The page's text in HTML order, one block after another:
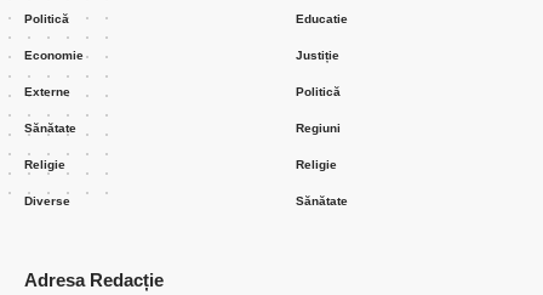
Politică
Economie
Externe
Sănătate
Religie
Diverse
Educatie
Justiție
Politică
Regiuni
Religie
Sănătate
Adresa Redacție